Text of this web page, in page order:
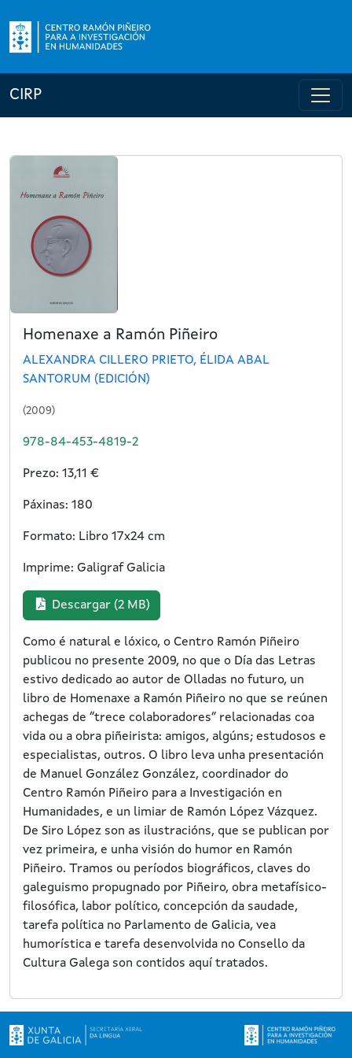
CIRP
Homenaxe a Ramón Piñeiro
ALEXANDRA CILLERO PRIETO, ÉLIDA ABAL
SANTORUM (EDICIÓN)
(2009)
978-84-453-4819-2
Prezo: 13,11 €
Páxinas: 180
Formato: Libro 17x24 cm
Imprime: Galigraf Galicia
Descargar (2 MB)
Como é natural e lóxico, o Centro Ramón Piñeiro
publicou no presente 2009, no que o Día das Letras
estivo dedicado ao autor de Olladas no futuro, un
libro de Homenaxe a Ramón Piñeiro no que se reúnen
achegas de “trece colaboradores” relacionadas coa
vida ou a obra piñeirista: amigos, algúns; estudosos e
especialistas, outros. O libro leva unha presentación
de Manuel González González, coordinador do
Centro Ramón Piñeiro para a Investigación en
Humanidades, e un limiar de Ramón López Vázquez.
De Siro López son as ilustracións, que se publican por
vez primeira, e unha visión do humor en Ramón
Piñeiro. Tramos ou períodos biográficos, claves do
galeguismo propugnado por Piñeiro, obra metafísico-
filosófica, labor político, concepción da saudade,
tarefa política no Parlamento de Galicia, vea
humorística e tarefa desenvolvida no Consello da
Cultura Galega son contidos aquí tratados.